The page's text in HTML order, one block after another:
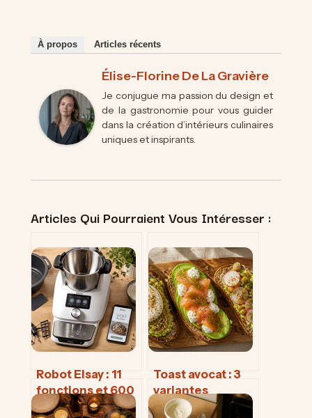
À propos Articles récents
Élise-Florine De La Gravière
Je conjugue ma passion du design et
de la gastronomie pour vous guider
dans la création d’intérieurs culinaires
uniques et inspirants.
Articles Qui Pourraient Vous Intéresser :
Robot Elsay : 11
fonctions et 600
recettes pour
Toast avocat : 3
variantes
gourmandes et